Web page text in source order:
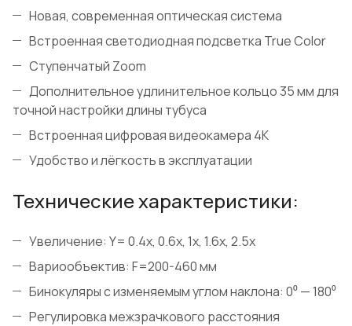
Новая, современная оптическая система
Встроенная светодиодная подсветка True Color
Ступенчатый Zoom
Дополнительное удлинительное кольцо 35 мм для
точной настройки длины тубуса
Встроенная цифровая видеокамера 4К
Удобство и лёгкость в эксплуатации
Технические характеристики:
Увеличение: Y= 0.4x, 0.6x, 1x, 1.6x, 2.5x
Вариообъектив: F=200-460 мм
Бинокуляры с изменяемым углом наклона: 0⁰ — 180⁰
Регулировка межзрачкового расстояния